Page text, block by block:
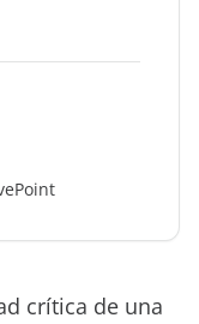
crítica de una